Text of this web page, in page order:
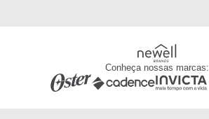
Conheça nossas marcas: